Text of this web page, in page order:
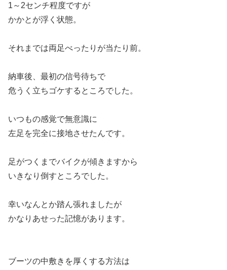
1～2センチ程度ですが
かかとが浮く状態。
それまでは両足べったりが当たり前。
納車後、最初の信号待ちで
危うく立ちゴケするところでした。
いつもの感覚で無意識に
左足を完全に接地させたんです。
足がつくまでバイクが傾きますから
いきなり倒すところでした。
幸いなんとか踏ん張れましたが
かなりあせった記憶があります。
ブーツの中敷きを厚くする方法は